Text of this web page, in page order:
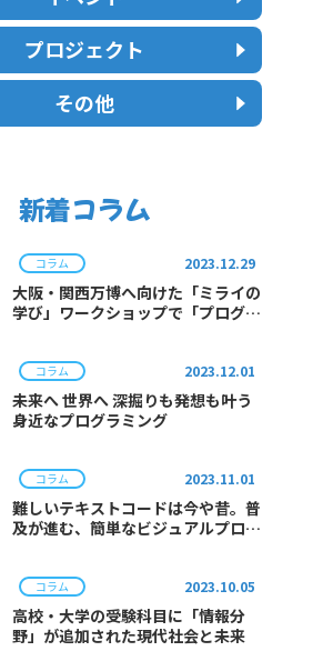
プロジェクト
その他
新着コラム
コラム 2023.12.29
大阪・関西万博へ向けた「ミライの
学び」ワークショップで「プログラ
コラム 2023.12.01
未来へ 世界へ 深掘りも発想も叶う
身近なプログラミング
コラム 2023.11.01
難しいテキストコードは今や昔。普
及が進む、簡単なビジュアルプログ
コラム 2023.10.05
高校・大学の受験科目に「情報分
野」が追加された現代社会と未来